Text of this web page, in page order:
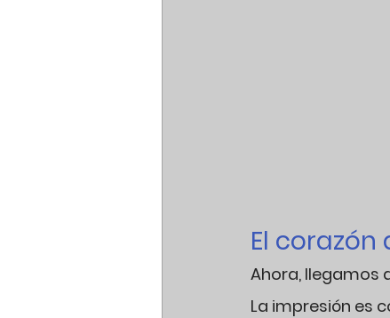
El corazón
Ahora, llegamos
La impresión es